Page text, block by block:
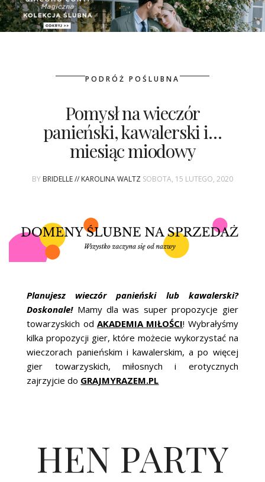
ZGŁOSZENIA
KSIĄŻKI BRIDELLE
POLECANE FIRMY
{HOT SEXY BEST}
BRI GROUP
ŚLUBNE STYLE
MAGAZYNY
ARCHIWUM
PODRÓŻ POŚLUBNA
Pomysł na wieczór
panieński, kawalerski i…
miesiąc miodowy
BY BRIDELLE // KAROLINA WALTZ SOBOTA, 15 LUTEGO, 2020
Planujesz wieczór panieński lub kawalerski?
Doskonale! Mamy dla was super propozycje gier
towarzyskich od AKADEMIA MIŁOŚCI! Wybrałyśmy
kilka propozycji gier, które możecie wykorzystać na
wieczorach panieńskim i kawalerskim, a po więcej
gier towarzyskich, miłosnych i erotycznych
zajrzyjcie do GRAJMYRAZEM.PL
HEN PARTY